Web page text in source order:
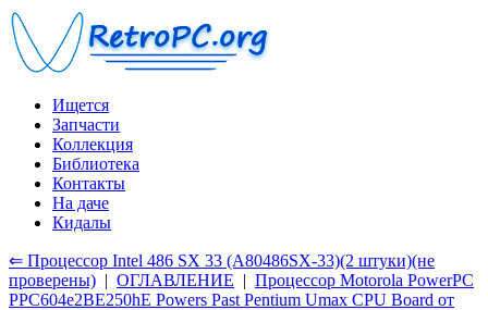
Ищется
Запчасти
Коллекция
Библиотека
Контакты
На даче
Кидалы
⇐ Процессор Intel 486 SX 33 (A80486SX-33)(2 штуки)(не
проверены) | ОГЛАВЛЕНИЕ | Процессор Motorola PowerPC
PPC604e2BE250hE Powers Past Pentium Umax CPU Board от